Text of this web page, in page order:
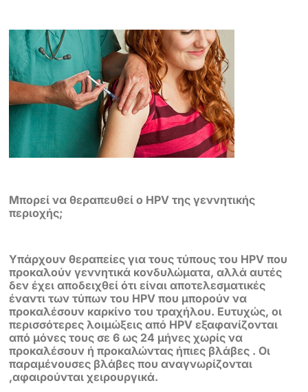
Μπορεί να θεραπευθεί ο HPV της γεννητικής
περιοχής;
Υπάρχουν θεραπείες για τους τύπους του HPV που
προκαλούν γεννητικά κονδυλώματα, αλλά αυτές
δεν έχει αποδειχθεί ότι είναι αποτελεσματικές
έναντιτων τύπων του HPV που μπορούν να
προκαλέσουν καρκίνο του τραχήλου. Ευτυχώς, οι
περισσότερες λοιμώξεις από HPV εξαφανίζονται
από μόνες τους σε6 ως 24 μήνες χωρίς να
προκαλέσουν ή προκαλώντας ήπιες βλάβες . Οι
παραμένουσες βλάβες που αναγνωρίζονται
,αφαιρούνται χειρουργικά.